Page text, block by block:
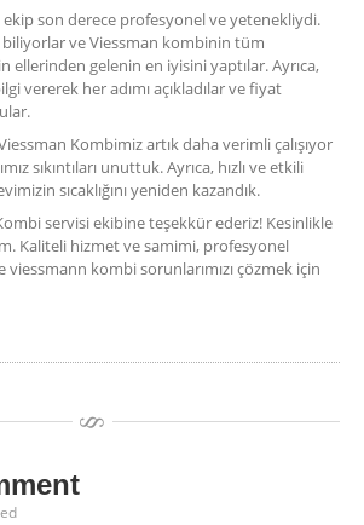
ekip son derece profesyonel ve yetenekliydi.
biliyorlar ve Viessman kombinin tüm
ellerinden gelenin en iyisini yaptılar. Ayrıca,
vererek her adımı açıkladılar ve fiyat
Kombimiz artık daha verimli çalışıyor
sıkıntıları unuttuk. Ayrıca, hızlı ve etkili
sıcaklığını yeniden kazandık.
servisi ekibine teşekkür ederiz! Kesinlikle
Kaliteli hizmet ve samimi, profesyonel
viessmann kombi sorunlarımızı çözmek için